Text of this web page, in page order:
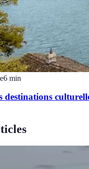
6 min
destinations